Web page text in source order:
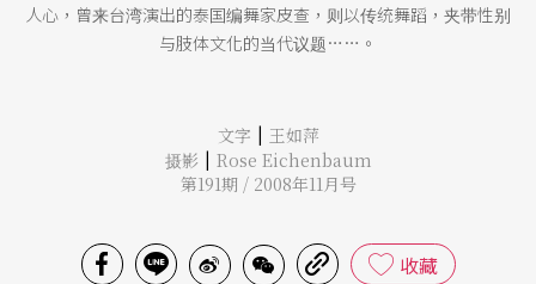
人心，曾来台湾演出的泰国编舞家皮查，则以传统舞蹈，夹带性别
与肢体文化的当代议题……。
文字 | 王如萍
摄影 | Rose Eichenbaum
第191期 / 2008年11月号
收藏